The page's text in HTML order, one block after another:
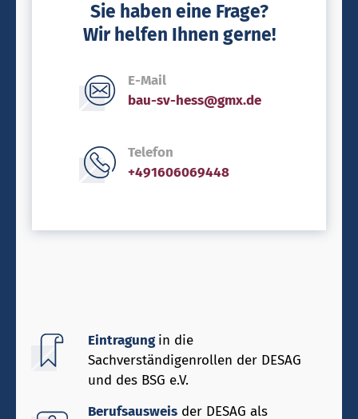
Sie haben eine Frage?
Wir helfen Ihnen gerne!
E-Mail
bau-sv-hess@gmx.de
Telefon
+491606069448
Eintragungin die
Sachverständigenrollen der DESAG
und des BSG e.V.
Berufsausweis der DESAG als